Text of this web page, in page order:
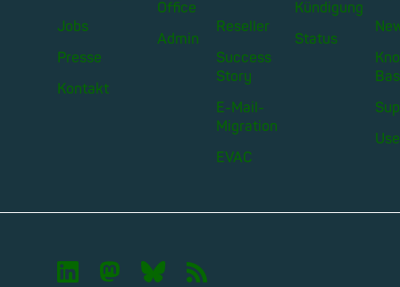
Jobs
Presse
Kontakt
Office
Admin
Reseller
Success
Story
E-Mail-
Migration
EVAC
Kündigung
Status
 🦣︎ 🦋︎ 📡︎